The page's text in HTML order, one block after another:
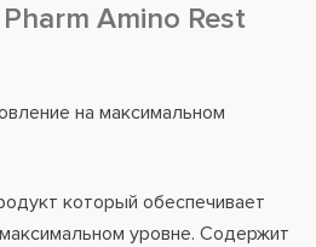
Pharm Amino Rest
на максимальном
который обеспечивает
уровне. Содержит